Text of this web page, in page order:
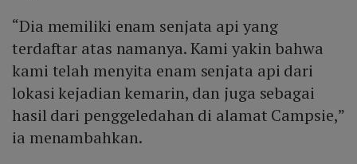
“Dia memiliki enam senjata api yang
terdaftar atas namanya. Kami yakin bahwa
kami telah menyita enam senjata api dari
lokasi kejadian kemarin, dan juga sebagai
hasil dari penggeledahan di alamat Campsie,”
ia menambahkan.